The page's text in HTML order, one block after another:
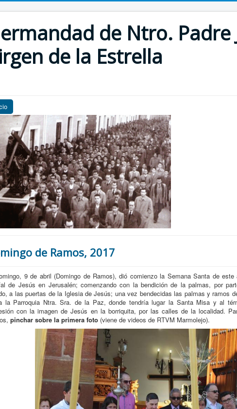
de Ntro. Padre
de la Estrella
de Ramos, 2017
9 de abril (Domingo de Ramos), dió comienzo la Semana Santa de
de Jesús en Jerusalén; comenzando con la bendición de la palmas, por
a las puertas de la Iglesia de Jesús; una vez bendecidas las palmas y ramos
la Parroquia Ntra. Sra. de la Paz, donde tendría lugar la Santa Misa y al
con la imagen de Jesús en la borriquita, por las calles de la localidad.
pinchar sobre la primera foto (viene de videos de RTVM Marmolejo).